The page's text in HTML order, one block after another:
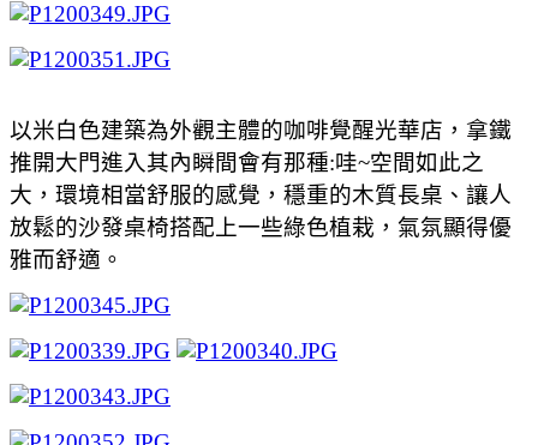
以米白色建築為外觀主體的咖啡覺醒光華店，拿鐵
推開大門進入其內瞬間會有那種:哇~空間如此之
大，環境相當舒服的感覺，穩重的木質長桌、讓人
放鬆的沙發桌椅搭配上一些綠色植栽，氣氛顯得優
雅而舒適。